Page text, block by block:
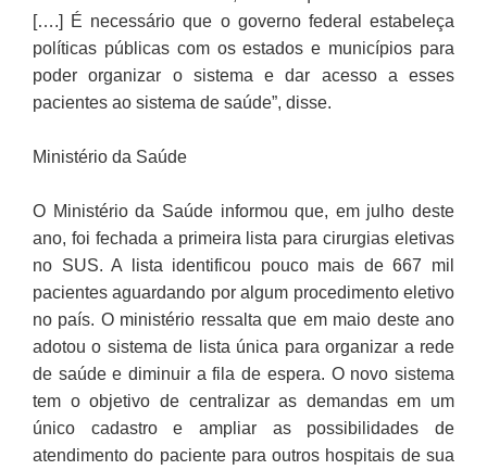
[….] É necessário que o governo federal estabeleça
políticas públicas com os estados e municípios para
poder organizar o sistema e dar acesso a esses
pacientes ao sistema de saúde”, disse.
Ministério da Saúde
O Ministério da Saúde informou que, em julho deste
ano, foi fechada a primeira lista para cirurgias eletivas
no SUS. A lista identificou pouco mais de 667 mil
pacientes aguardando por algum procedimento eletivo
no país. O ministério ressalta que em maio deste ano
adotou o sistema de lista única para organizar a rede
de saúde e diminuir a fila de espera. O novo sistema
tem o objetivo de centralizar as demandas em um
único cadastro e ampliar as possibilidades de
atendimento do paciente para outros hospitais de sua